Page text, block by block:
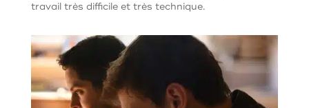
travail très difficile et très technique.